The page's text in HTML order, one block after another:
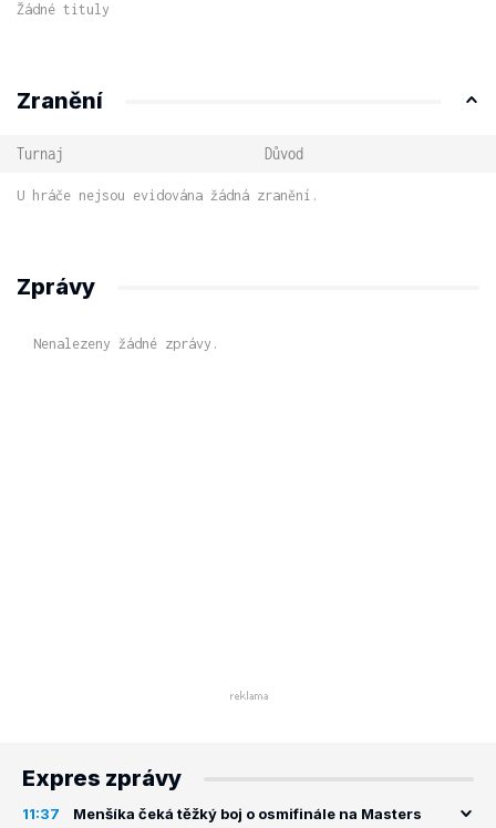
Žádné tituly
Zranění
Turnaj Důvod
U hráče nejsou evidována žádná zranění.
Zprávy
Nenalezeny žádné zprávy.
Expres zprávy
11:37 Menšíka čeká těžký boj o osmifinále na Masters